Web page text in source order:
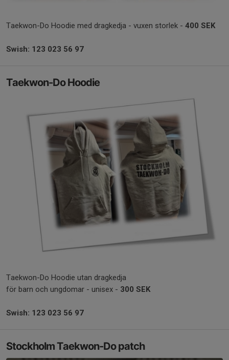
Taekwon-Do Hoodie med dragkedja - vuxen storlek - 400 SEK
Swish: 123 023 56 97
Taekwon-Do Hoodie
Taekwon-Do Hoodie utan dragkedja
för barn och ungdomar - unisex - 300 SEK
Swish: 123 023 56 97
Stockholm Taekwon-Do patch